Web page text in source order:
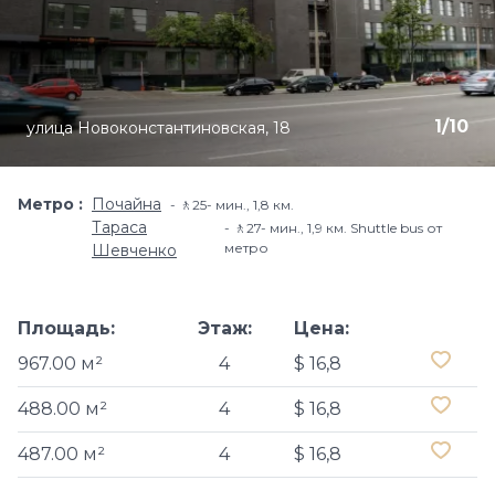
1/10
улица Новоконстантиновская, 18
Метро Почайна 🚶25- мин​., 1,8 км.
Тараса
Шевченко
🚶27- мин., 1,9 км. Shuttle bus от
метро
Площадь:
967.00 м²
Этаж:
4
Цена:
$ 16,8
488.00 м² 4 $ 16,8
487.00 м² 4 $ 16,8